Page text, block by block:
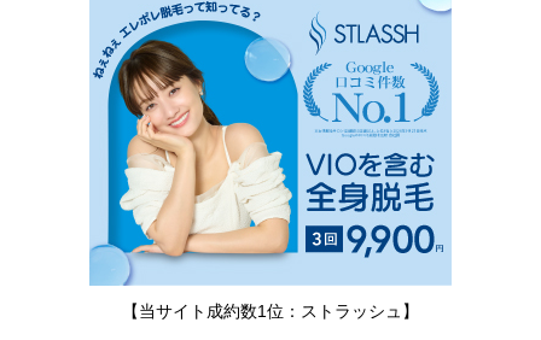
【当サイト成約数1位：ストラッシュ】